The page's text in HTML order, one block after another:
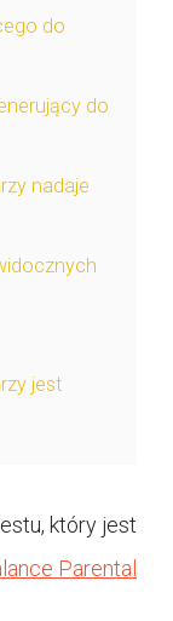
do
do
nadaje
jest
który jest
Parental